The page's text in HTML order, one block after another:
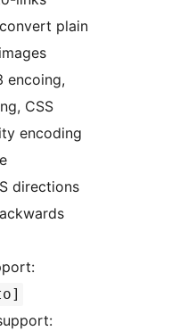
plain
encoing,
CSS
encoding
directions